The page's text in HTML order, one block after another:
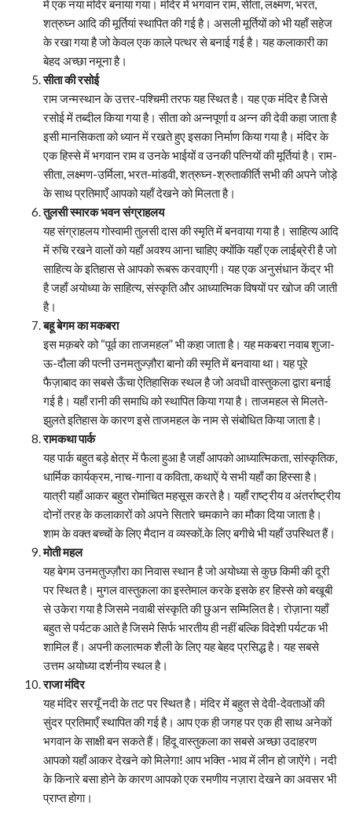
में एक नया मंदिर बनाया गया। मंदिर में भगवान राम, सीता, लक्ष्मण, भरत,
शत्रुघ्न आदि की मूर्तियां स्थापित की गई है। असली मूर्तियों को भी यहाँ सहेज
के रखा गया है जो केवल एक काले पत्थर से बनाई गई है। यह कलाकारी का
बेहद अच्छा नमूना है।
सीता की रसोई
राम जन्मस्थान के उत्तर-पश्चिमी तरफ यह स्थित है। यह एक मंदिर है जिसे
रसोई में तब्दील किया गया है। सीता को अन्नपूर्णा व अन्न की देवी कहा जाता है
इसी मानसिकता को ध्यान में रखते हुए इसका निर्माण किया गया है। मंदिर के
एक हिस्से में भगवान राम व उनके भाईयों व उनकी पत्नियों की मूर्तियां है। राम-
सीता, लक्ष्मण-उर्मिला, भरत-मांडवी, शत्रुघ्न-श्रुताकीर्ति सभी की अपने जोड़े
के साथ प्रतिमाएँ आपको यहाँ देखने को मिलता है।
तुलसी स्मारक भवन संग्राहलय
यह संग्राहलय गोस्वामी तुलसी दास की स्मृति में बनवाया गया है। साहित्य आदि
में रुचि रखने वालों को यहाँ अवश्य आना चाहिए क्योंकि यहाँ एक लाईब्रेरी है जो
साहित्य के इतिहास से आपको रूबरू करवाएगी। यह एक अनुसंधान केंद्र भी
है जहाँ अयोध्या के साहित्य, संस्कृति और आध्यात्मिक विषयों पर खोज की जाती
है।
बहू बेगम का मकबरा
इस मक़बरे को “पूर्व का ताजमहल” भी कहा जाता है। यह मकबरा नवाब शुजा-
ऊ-दौला की पत्नी उनमतुज्ज़ौरा बानो की स्मृति में बनवाया था। यह पूरे
फैज़ाबाद का सबसे ऊँचा ऐतिहासिक स्थल है जो अवधी वास्तुकला द्वारा बनाई
गई है। यहाँ रानी की समाधि को स्थापित किया गया है। ताजमहल से मिलते-
झुलते इतिहास के कारण इसे ताजमहल के नाम से संबोधित किया जाता है।
रामकथा पार्क
यह पार्क बहुत बड़े क्षेत्र में फैला हुआ है जहाँ आपको आध्यात्मिकता, सांस्कृतिक,
धार्मिक कार्यक्रम, नाच-गाना व कविता, कथाऐं ये सभी यहाँ का हिस्सा है।
यात्री यहाँ आकर बहुत रोमांचित महसूस करते है। यहाँ राष्ट्रीय व अंतर्राष्ट्रीय
दोनों तरह के कलाकारों को अपने सितारे चमकाने का मौका दिया जाता है।
शाम के वक्त बच्चों के लिए मैदान व व्यस्कों.के लिए बगीचे भी यहाँ उपस्थित हैं।
मोती महल
यह बेगम उनमतुज्ज़ौरा का निवास स्थान है जो अयोध्या से कुछ किमी की दूरी
पर स्थित है। मुगल वास्तुकला का इस्तेमाल करके इसके हर हिस्से को बखूबी
से उकेरा गया है जिसमे नवाबी संस्कृति की छुअन सम्मिलित है। रोज़ाना यहाँ
बहुत से पर्यटक आते है जिसमे सिर्फ भारतीय ही नहीं बल्कि विदेशी पर्यटक भी
शामिल हैं। अपनी कलात्मक शैली के लिए यह बेहद प्रसिद्ध है। यह सबसे
उत्तम अयोध्या दर्शनीय स्थल है।
राजा मंदिर
यह मंदिर सरयूँ नदी के तट पर स्थित है। मंदिर में बहुत से देवी-देवताओं की
सुंदर प्रतिमाएँ स्थापित की गई है। आप एक ही जगह पर एक ही साथ अनेकों
भगवान के साक्षी बन सकते हैं। हिंदू वास्तुकला का सबसे अच्छा उदाहरण
आपको यहाँ आकर देखने को मिलेगा! आप भक्ति -भाव में लीन हो जाऐंगे। नदी
के किनारे बसा होने के कारण आपको एक रमणीय नज़ारा देखने का अवसर भी
प्राप्त होगा।